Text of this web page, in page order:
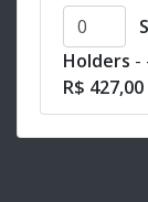
Holders -
R$ 427,00